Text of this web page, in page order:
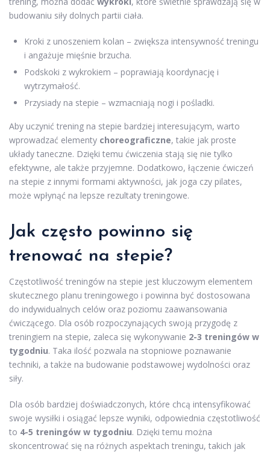
budowaniu siły dolnych partii ciała.
Kroki z unoszeniem kolan – zwiększa intensywność treningu
i angażuje mięśnie brzucha.
Podskoki z wykrokiem – poprawiają koordynację i
wytrzymałość.
Przysiady na stepie – wzmacniają nogi i pośladki.
Aby uczynić trening na stepie bardziej interesującym, warto
wprowadzać elementy choreograficzne, takie jak proste
układy taneczne. Dzięki temu ćwiczenia stają się nie tylko
efektywne, ale także przyjemne. Dodatkowo, łączenie ćwiczeń
na stepie z innymi formami aktywności, jak joga czy pilates,
może wpłynąć na lepsze rezultaty treningowe.
Jak często powinno się
trenować na stepie?
Częstotliwość treningów na stepie jest kluczowym elementem
skutecznego planu treningowego i powinna być dostosowana
do indywidualnych celów oraz poziomu zaawansowania
ćwiczącego. Dla osób rozpoczynających swoją przygodę z
treningiem na stepie, zaleca się wykonywanie 2-3 treningów w
tygodniu. Taka ilość pozwala na stopniowe poznawanie
techniki, a także na budowanie podstawowej wydolności oraz
siły.
Dla osób bardziej doświadczonych, które chcą intensyfikować
swoje wysiłki i osiągać lepsze wyniki, odpowiednia częstotliwość
to 4-5 treningów w tygodniu. Dzięki temu można
skoncentrować się na różnych aspektach treningu, takich jak